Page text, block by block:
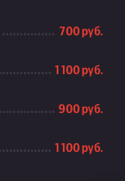
700 руб.
1 100 руб.
900 руб.
1 100 руб.